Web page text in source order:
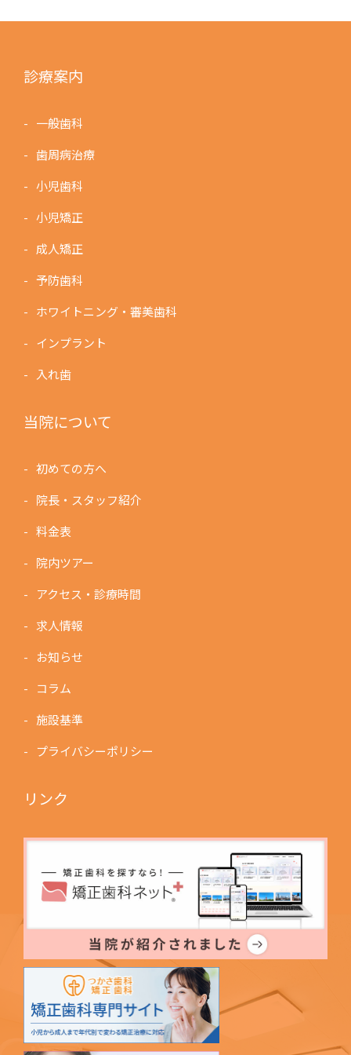
診療案内
一般歯科
歯周病治療
小児歯科
小児矯正
成人矯正
予防歯科
ホワイトニング・審美歯科
インプラント
入れ歯
当院について
初めての方へ
院長・スタッフ紹介
料金表
院内ツアー
アクセス・診療時間
求人情報
お知らせ
コラム
施設基準
プライバシーポリシー
リンク